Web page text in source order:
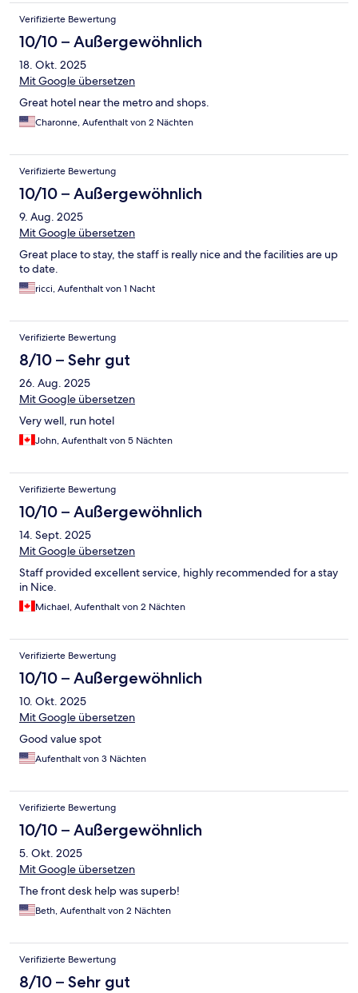
Verifizierte Bewertung
10/10 – Außergewöhnlich
18. Okt. 2025
Mit Google übersetzen
Great hotel near the metro and shops.
Charonne, Aufenthalt von 2 Nächten
Verifizierte Bewertung
10/10 – Außergewöhnlich
9. Aug. 2025
Mit Google übersetzen
Great place to stay, the staff is really nice and the facilities are up
to date.
ricci, Aufenthalt von 1 Nacht
Verifizierte Bewertung
8/10 – Sehr gut
26. Aug. 2025
Mit Google übersetzen
Very well, run hotel
John, Aufenthalt von 5 Nächten
Verifizierte Bewertung
10/10 – Außergewöhnlich
14. Sept. 2025
Mit Google übersetzen
Staff provided excellent service, highly recommended for a stay
in Nice.
Michael, Aufenthalt von 2 Nächten
Verifizierte Bewertung
10/10 – Außergewöhnlich
10. Okt. 2025
Mit Google übersetzen
Good value spot
Aufenthalt von 3 Nächten
Verifizierte Bewertung
10/10 – Außergewöhnlich
5. Okt. 2025
Mit Google übersetzen
The front desk help was superb!
Beth, Aufenthalt von 2 Nächten
Verifizierte Bewertung
8/10 – Sehr gut